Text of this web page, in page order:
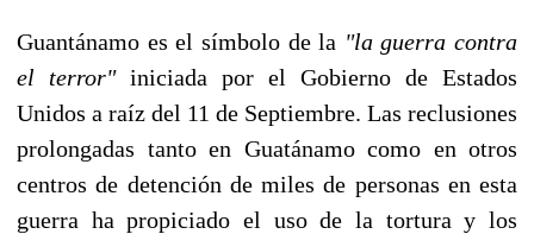
Guantánamo es el símbolo de la "la guerra contra
el terror"iniciada por el Gobierno de Estados
Unidos a raíz del 11 de Septiembre. Las reclusiones
prolongadas tanto en Guatánamo como en otros
centros de detención de miles de personas en esta
guerra ha propiciado el uso de la tortura y los